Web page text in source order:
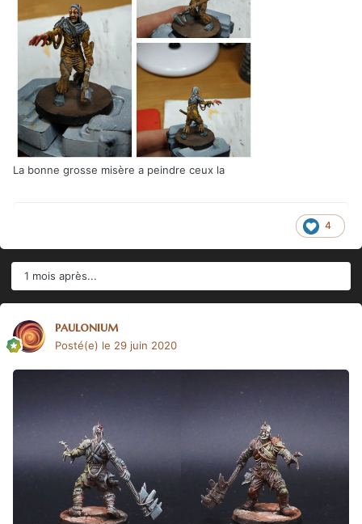
La bonne grosse misère a peindre ceux la
4
1 mois après...
paulonium
Posté(e) le 29 juin 2020